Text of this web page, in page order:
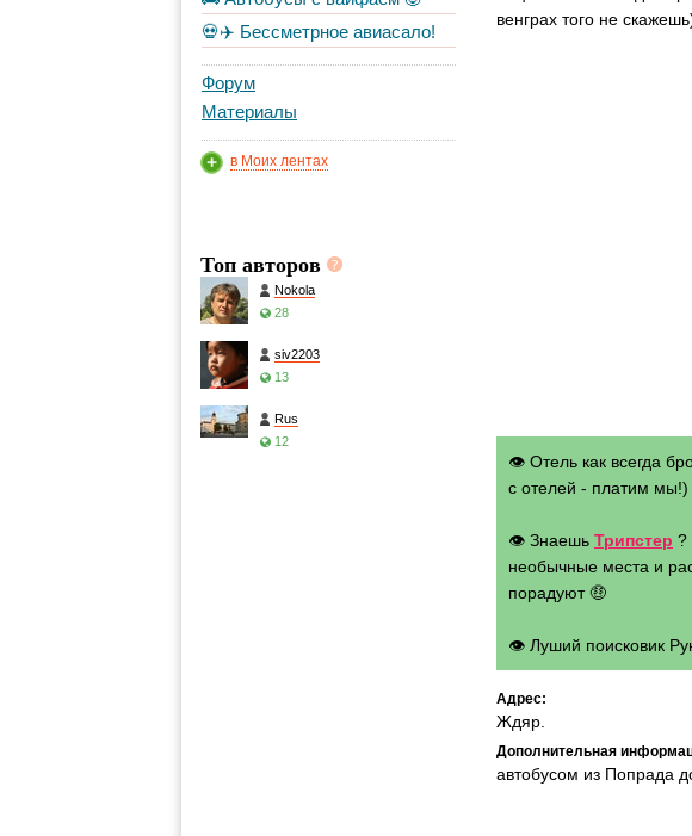
💀✈️ Бессметрное авиасало!
Форум
Материалы
в Моих лентах
Топ авторов
Nokola
28
siv2203
13
Rus
12
венграх того не
👁 Отель как всегда
с отелей - платим мы!)
👁 Знаешь Трипстер ?
необычные места и
порадуют 🤑
👁 Луший поисковик
Адрес:
Ждяр.
Дополнительная
автобусом из Попрада